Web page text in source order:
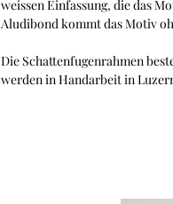
weissen Einfassung, die das
Aludibond kommt das Motiv
Die Schattenfugenrahmen
werden in Handarbeit in